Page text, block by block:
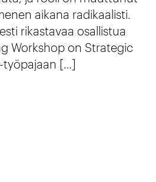
aikana radikaalisti.
rikastavaa osallistua
Workshop on Strategic
työpajaan […]